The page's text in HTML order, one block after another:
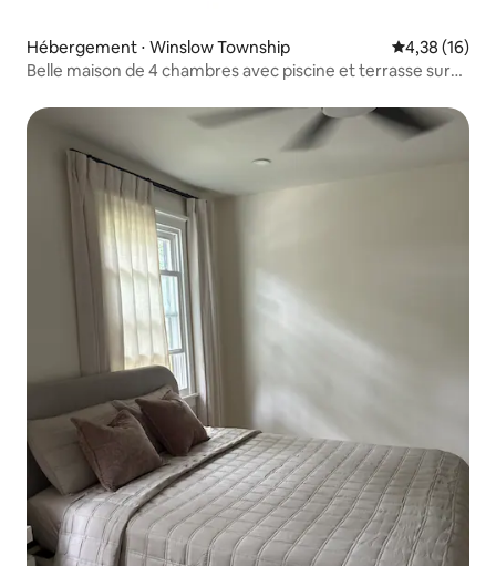
Hébergement ⋅ Winslow Township Évaluation
4,38 (16)
Belle maison de 4 chambres avec piscine et terrasse sur